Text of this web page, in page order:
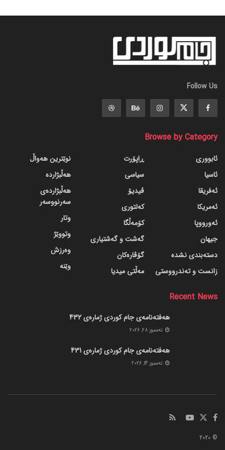
Follow Us
Browse by Category
ئابووری
ئاسیا
ئەفریقا
ئەمریکا
ئەورووپا
جیهان
دسته‌بندی نشده
زانست و تەندرووستی
ڕاپۆرت
سیاسی
ڤیدیۆ
کەلتوری
کۆمەڵگا
گه‌شت و گه‌شتیاری
گۆڤاره‌کان
مەڵتی میدیا
نوێترین هەواڵ
هەڵبژاردە
هەڵبژاردەی
سەرنووسەر
وتار
وتووێژ
وەرزش
وێنە
Recent News
هەفتەنامەی جام کوردی ژمارەی 432
ته‌مموز 28, 2026
هەفتەنامەی جام کوردی ژمارەی 431
ته‌مموز 14, 2026
© 2020